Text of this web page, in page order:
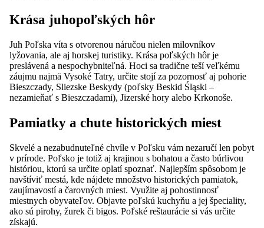
Krása juhopoľských hôr
Juh Poľska víta s otvorenou náručou nielen milovníkov
lyžovania, ale aj horskej turistiky. Krása poľských hôr je
preslávená a nespochybniteľná. Hoci sa tradične teší veľkému
záujmu najmä Vysoké Tatry, určite stojí za pozornosť aj pohorie
Bieszczady, Sliezske Beskydy (poľsky Beskid Śląski –
nezamieňať s Bieszczadami), Jizerské hory alebo Krkonoše.
Pamiatky a chute historických miest
Skvelé a nezabudnuteľné chvíle v Poľsku vám nezaručí len pobyt
v prírode. Poľsko je totiž aj krajinou s bohatou a často búrlivou
históriou, ktorú sa určite oplatí spoznať. Najlepším spôsobom je
navštíviť mestá, kde nájdete množstvo historických pamiatok,
zaujímavostí a čarovných miest. Využite aj pohostinnosť
miestnych obyvateľov. Objavte poľskú kuchyňu a jej špeciality,
ako sú pirohy, žurek či bigos. Poľské reštaurácie si vás určite
získajú.